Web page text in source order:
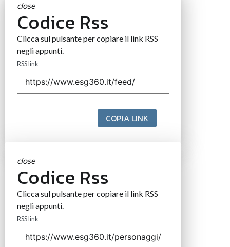
close
Codice Rss
Clicca sul pulsante per copiare il link RSS
negli appunti.
RSS link
COPIA LINK
close
Codice Rss
Clicca sul pulsante per copiare il link RSS
negli appunti.
RSS link